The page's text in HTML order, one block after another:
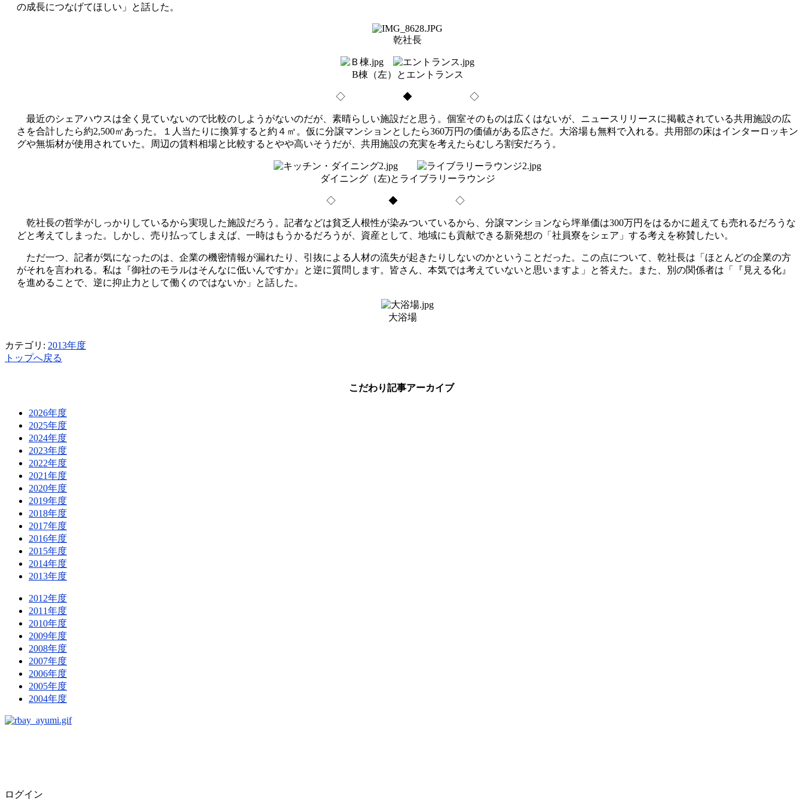
の成長につなげてほしい」と話した。
乾社長
B棟（左）とエントランス
◇ ◆ ◇
最近のシェアハウスは全く見ていないので比較のしようがないのだが、素晴らしい施設だと思う。個室そのものは広くはないが、ニュースリリースに掲載されている共用施設の広
さを合計したら約2,500㎡あった。１人当たりに換算すると約４㎡。仮に分譲マンションとしたら360万円の価値がある広さだ。大浴場も無料で入れる。共用部の床はインターロッキン
グや無垢材が使用されていた。周辺の賃料相場と比較するとやや高いそうだが、共用施設の充実を考えたらむしろ割安だろう。
ダイニング（左)とライブラリーラウンジ
◇ ◆ ◇
乾社長の哲学がしっかりしているから実現した施設だろう。記者などは貧乏人根性が染みついているから、分譲マンションなら坪単価は300万円をはるかに超えても売れるだろうな
どと考えてしまった。しかし、売り払ってしまえば、一時はもうかるだろうが、資産として、地域にも貢献できる新発想の「社員寮をシェア」する考えを称賛したい。
ただ一つ、記者が気になったのは、企業の機密情報が漏れたり、引抜による人材の流失が起きたりしないのかということだった。この点について、乾社長は「ほとんどの企業の方
がそれを言われる。私は『御社のモラルはそんなに低いんですか』と逆に質問します。皆さん、本気では考えていないと思いますよ」と答えた。また、別の関係者は「『見える化』
を進めることで、逆に抑止力として働くのではないか」と話した。
大浴場
カテゴリ: 2013年度
トップへ戻る
こだわり記事アーカイブ
2026年度
2025年度
2024年度
2023年度
2022年度
2021年度
2020年度
2019年度
2018年度
2017年度
2016年度
2015年度
2014年度
2013年度
2012年度
2011年度
2010年度
2009年度
2008年度
2007年度
2006年度
2005年度
2004年度
ログイン